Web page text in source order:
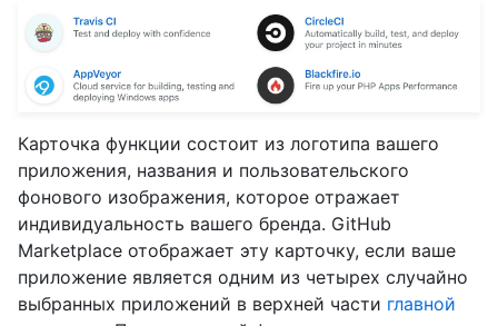
Карточка функции состоит из логотипа вашего
приложения, названия и пользовательского
фонового изображения, которое отражает
индивидуальность вашего бренда. GitHub
Marketplace отображает эту карточку, если ваше
приложение является одним из четырех случайно
выбранных приложений в верхней части главной